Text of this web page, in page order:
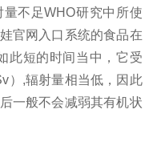
不足WHO研究中所使
官网入口系统的食品在
此短的时间当中，它受
）,辐射量相当低，因此
一般不会减弱其有机状